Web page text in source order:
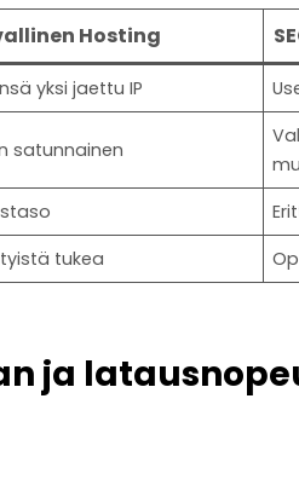
Hosting
yksi jaettu IP
satunnainen
tukea
ja